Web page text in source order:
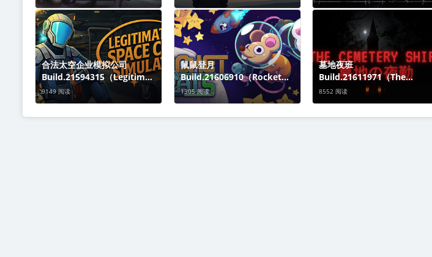
Simulator）免安装英文版关
于这款游戏Hajwala不是典型
的漂移，而是直接
免安装中文版关于这款游戏欢
迎来到《Red Passport: Tick
款游戏受《黑魂》启发的动作
RPG，开放沙盒世界，带
MMO氛围与方向战斗系统。
合法太空企业模拟公司
Build.21594315（Legitimat
e Space Corp Simulator
LLC）免安装中文版关于这款
9149 阅读
鼠鼠登月
Build.21606910（Rocket
Rats）免安装中文版关于这款
游戏所有系统就绪，准备升
1305 阅读
墓地夜班
Build.21611971（The
Cemetery Shift）免安装中文
版关于这款游戏The
8552 阅读